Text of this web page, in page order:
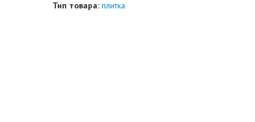
Тип товара: плитка